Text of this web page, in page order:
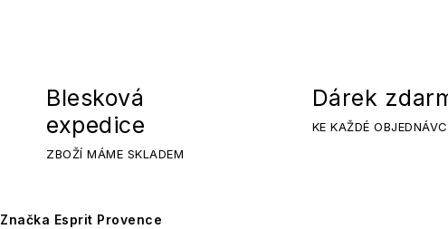
Blesková
expedice
ZBOŽÍ MÁME SKLADEM
Dárek
KE KAŽDÉ
Značka Esprit Provence